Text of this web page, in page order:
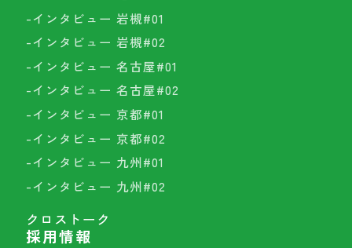
-インタビュー 岩槻#01
-インタビュー 岩槻#02
-インタビュー 名古屋#01
-インタビュー 名古屋#02
-インタビュー 京都#01
-インタビュー 京都#02
-インタビュー 九州#01
-インタビュー 九州#02
クロストーク
採用情報